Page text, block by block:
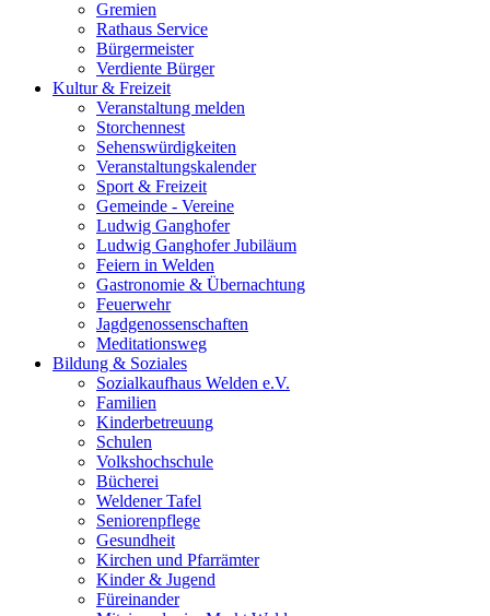
Gremien
Rathaus Service
Bürgermeister
Verdiente Bürger
Kultur & Freizeit
Veranstaltung melden
Storchennest
Sehenswürdigkeiten
Veranstaltungskalender
Sport & Freizeit
Gemeinde - Vereine
Ludwig Ganghofer
Ludwig Ganghofer Jubiläum
Feiern in Welden
Gastronomie & Übernachtung
Feuerwehr
Jagdgenossenschaften
Meditationsweg
Bildung & Soziales
Sozialkaufhaus Welden e.V.
Familien
Kinderbetreuung
Schulen
Volkshochschule
Bücherei
Weldener Tafel
Seniorenpflege
Gesundheit
Kirchen und Pfarrämter
Kinder & Jugend
Füreinander